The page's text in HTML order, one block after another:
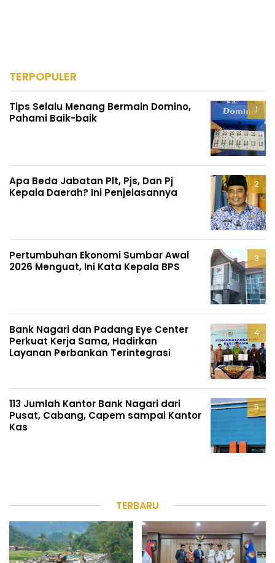
TERPOPULER
Tips Selalu Menang Bermain Domino,
Pahami Baik-baik
Apa Beda Jabatan Plt, Pjs, Dan Pj
Kepala Daerah? Ini Penjelasannya
Pertumbuhan Ekonomi Sumbar Awal
2026 Menguat, Ini Kata Kepala BPS
Bank Nagari dan Padang Eye Center
Perkuat Kerja Sama, Hadirkan
Layanan Perbankan Terintegrasi
113 Jumlah Kantor Bank Nagari dari
Pusat, Cabang, Capem sampai Kantor
Kas
TERBARU